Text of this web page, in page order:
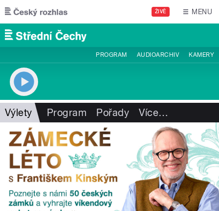
Přejít k hlavnímu obsahu
ŽIVĚ MENU
PROGRAM AUDIOARCHIV KAMERY
Výlety Program Pořady Více…